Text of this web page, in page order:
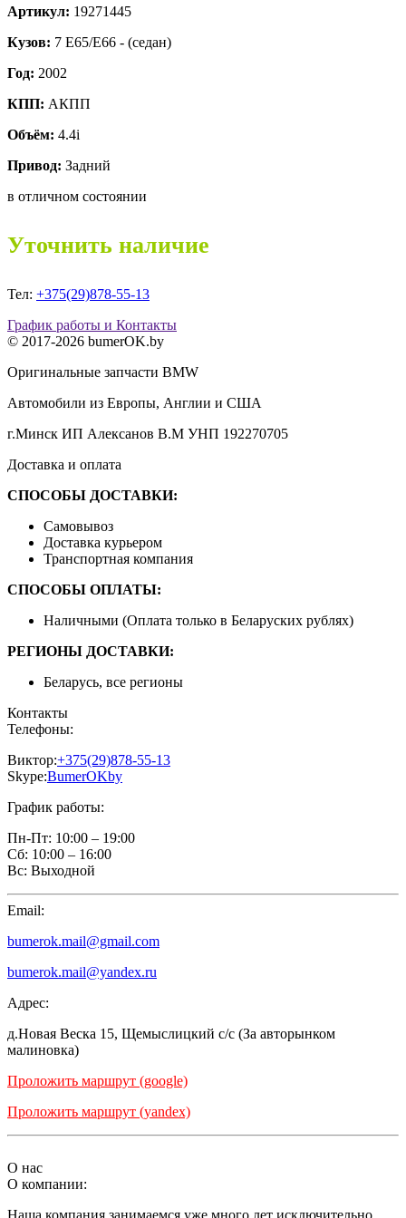
Артикул: 19271445
Кузов: 7 E65/E66 - (седан)
Год: 2002
КПП: АКПП
Объём: 4.4i
Привод: Задний
в отличном состоянии
Уточнить наличие
Тел: +375(29)878-55-13
График работы и Контакты
© 2017-2026 bumerOK.by
Оригинальные запчасти BMW
Автомобили из Европы, Англии и США
г.Минск ИП Алексанов В.М УНП 192270705
Доставка и оплата
СПОСОБЫ ДОСТАВКИ:
Самовывоз
Доставка курьером
Транспортная компания
СПОСОБЫ ОПЛАТЫ:
Наличными (Оплата только в Беларуских рублях)
РЕГИОНЫ ДОСТАВКИ:
Беларусь, все регионы
Контакты
Телефоны:
Виктор:+375(29)878-55-13
Skype:BumerOKby
График работы:
Пн-Пт: 10:00 – 19:00
Сб: 10:00 – 16:00
Вс: Выходной
Email:
bumerok.mail@gmail.com
bumerok.mail@yandex.ru
Адрес:
д.Новая Веска 15, Щемыслицкий с/с (За авторынком
малиновка)
Проложить маршрут (google)
Проложить маршрут (yandex)
О нас
О компании:
Наша компания занимаемся уже много лет исключительно